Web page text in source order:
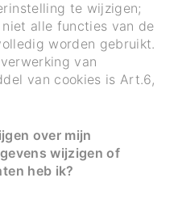
te wijzigen;
alle functies van de
worden gebruikt.
van
van cookies is Art.6,
over mijn
wijzigen of
heb ik?